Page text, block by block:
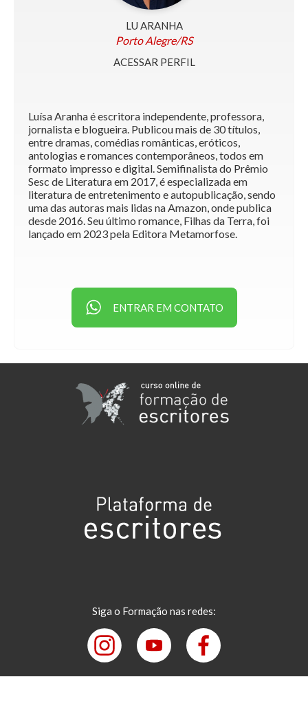
LU ARANHA
Porto Alegre/RS
ACESSAR PERFIL
Luísa Aranha é escritora independente, professora,
jornalista e blogueira. Publicou mais de 30 títulos,
entre dramas, comédias românticas, eróticos,
antologias e romances contemporâneos, todos em
formato impresso e digital. Semifinalista do Prêmio
Sesc de Literatura em 2017, é especializada em
literatura de entretenimento e autopublicação, sendo
uma das autoras mais lidas na Amazon, onde publica
desde 2016. Seu último romance, Filhas da Terra, foi
lançado em 2023 pela Editora Metamorfose.
ENTRAR EM CONTATO
Siga o Formação nas redes: